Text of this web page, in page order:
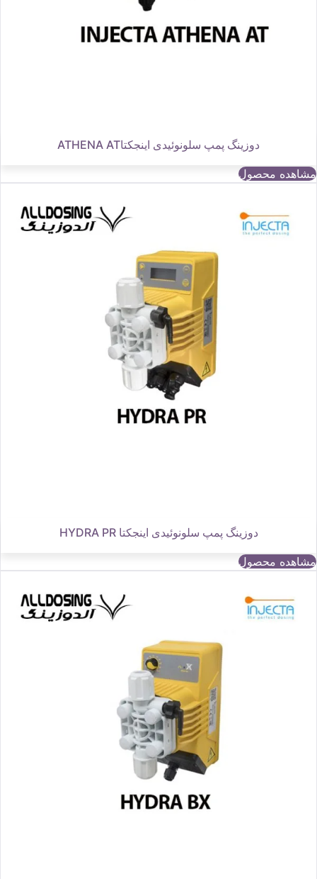
دوزینگ پمپ سلونوئیدی اینجکتاATHENA AT
مشاهده محصول
دوزینگ پمپ سلونوئیدی اینجکتا HYDRA PR
مشاهده محصول